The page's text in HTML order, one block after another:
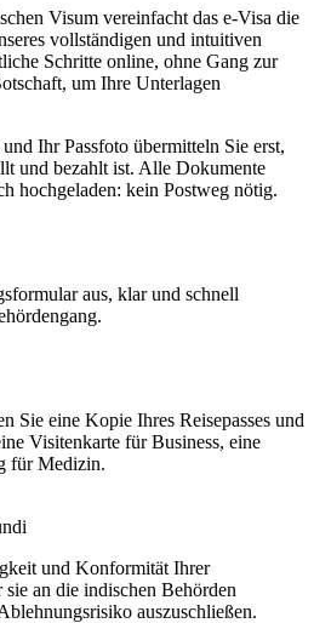
Visum vereinfacht das e-Visa die
vollständigen und intuitiven
Schritte online, ohne Gang zur
um Ihre Unterlagen
Ihr Passfoto übermitteln Sie erst,
und bezahlt ist. Alle Dokumente
hochgeladen: kein Postweg nötig.
aus, klar und schnell
Sie eine Kopie Ihres Reisepasses und
Visitenkarte für Business, eine
für Medizin.
und Konformität Ihrer
an die indischen Behörden
auszuschließen.